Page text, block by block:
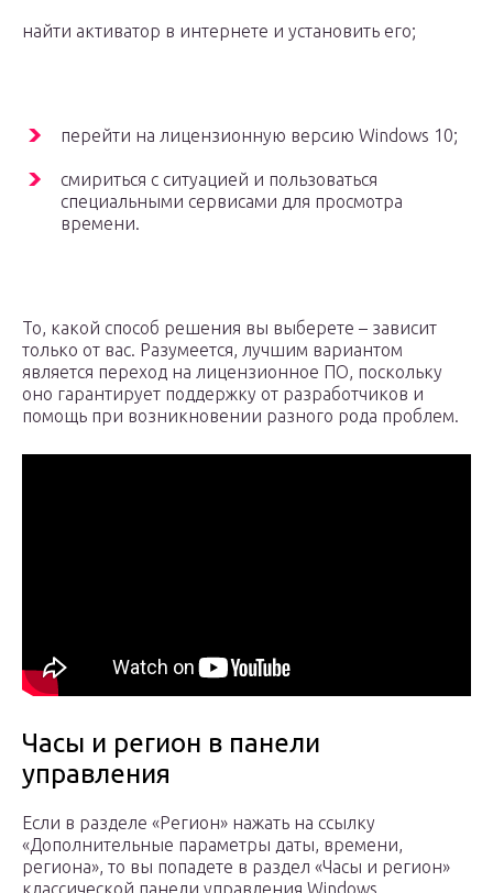
найти активатор в интернете и установить его;
перейти на лицензионную версию Windows 10;
смириться с ситуацией и пользоваться
специальными сервисами для просмотра
времени.
То, какой способ решения вы выберете – зависит
только от вас. Разумеется, лучшим вариантом
является переход на лицензионное ПО, поскольку
оно гарантирует поддержку от разработчиков и
помощь при возникновении разного рода проблем.
Часы и регион в панели
управления
Если в разделе «Регион» нажать на ссылку
«Дополнительные параметры даты, времени,
региона», то вы попадете в раздел «Часы и регион»
классической панели управления Windows.